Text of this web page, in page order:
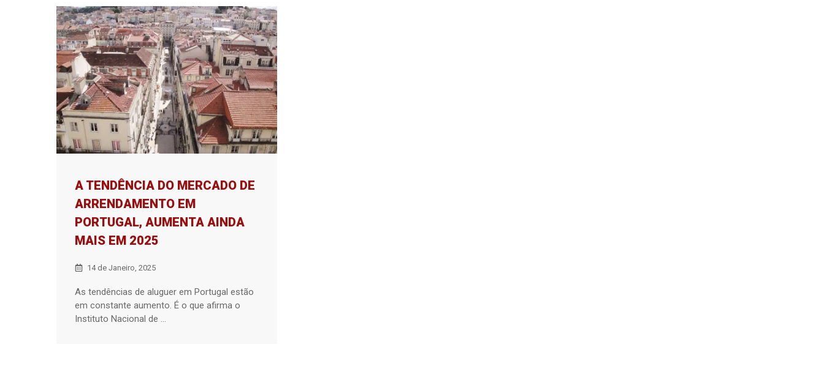
A TENDÊNCIA DO MERCADO DE
ARRENDAMENTO EM
PORTUGAL, AUMENTA AINDA
MAIS EM 2025
14 de Janeiro, 2025
As tendências de aluguer em Portugal estão
em constante aumento. É o que afirma o
Instituto Nacional de ...